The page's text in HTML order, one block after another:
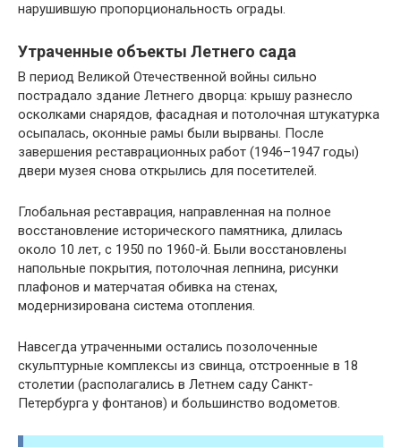
нарушившую пропорциональность ограды.
Утраченные объекты Летнего сада
В период Великой Отечественной войны сильно
пострадало здание Летнего дворца: крышу разнесло
осколками снарядов, фасадная и потолочная штукатурка
осыпалась, оконные рамы были вырваны. После
завершения реставрационных работ (1946–1947 годы)
двери музея снова открылись для посетителей.
Глобальная реставрация, направленная на полное
восстановление исторического памятника, длилась
около 10 лет, с 1950 по 1960-й. Были восстановлены
напольные покрытия, потолочная лепнина, рисунки
плафонов и матерчатая обивка на стенах,
модернизирована система отопления.
Навсегда утраченными остались позолоченные
скульптурные комплексы из свинца, отстроенные в 18
столетии (располагались в Летнем саду Санкт-
Петербурга у фонтанов) и большинство водометов.